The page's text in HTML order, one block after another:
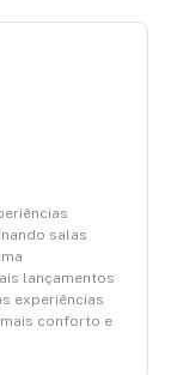
salas
lançamentos
experiências
mais conforto e